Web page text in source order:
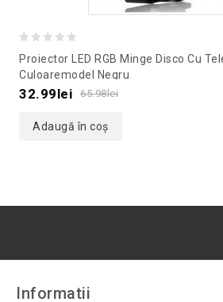
out
of
Proiector LED RGB Minge Disco Cu
Culoaremodel Negru
65.98lei
32.99lei
Adaugă în coș
Informatii